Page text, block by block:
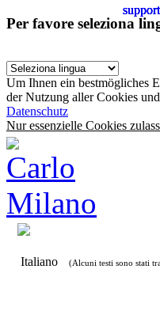
Per favore seleziona
Um Ihnen ein bestmögliches
der Nutzung aller Cookies
Datenschutz
Nur essenzielle Cookies
Italiano (Alcuni testi sono stati